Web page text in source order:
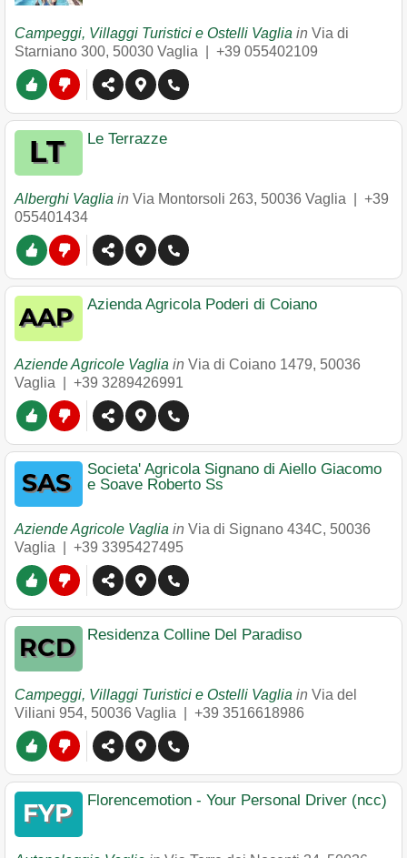
Campeggi, Villaggi Turistici e Ostelli Vaglia in Via di
Starniano 300, 50030 Vaglia +39 055402109
Le Terrazze
Alberghi Vaglia in Via Montorsoli 263, 50036 Vaglia
+39
055401434
Azienda Agricola Poderi di Coiano
Aziende Agricole Vaglia in Via di Coiano 1479, 50036
Vaglia
+39 3289426991
Societa' Agricola Signano di Aiello Giacomo
e Soave Roberto Ss
Aziende Agricole Vaglia in Via di Signano 434C, 50036
Vaglia
+39 3395427495
Residenza Colline Del Paradiso
Campeggi, Villaggi Turistici e Ostelli Vaglia in Via del
Viliani 954, 50036 Vaglia +39 3516618986
Florencemotion - Your Personal Driver (ncc)